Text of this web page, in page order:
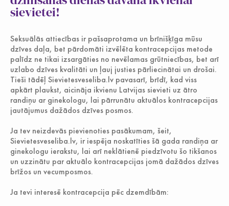
Jauniešiem
sievietei!
Seksuālās attiecības ir pašsaprotama un brīnišķīga mūsu
dzīves daļa, bet pārdomāti izvēlēta kontracepcijas metode
palīdz ne tikai izsargāties no nevēlamas grūtniecības, bet arī
uzlabo dzīves kvalitāti un ļauj justies pārliecinātai un drošai.
Tieši tādēļ Sievietesveseliba.lv pavasarī, brīdī, kad viss
apkārt plaukst, aicināja ikvienu Latvijas sievieti uz ātro
randiņu ar ginekologu, lai pārrunātu aktuālos kontracepcijas
jautājumus dažādos dzīves posmos.
Ja tev neizdevās pievienoties pasākumam, šeit,
Sievietesveseliba.lv, ir iespēja noskatīties šā gada randiņa ar
ginekologu ierakstu, lai arī neklātienē piedzīvotu šo tikšanos
un uzzinātu par aktuālo kontracepcijas jomā dažādos dzīves
brīžos un vecumposmos.
Ja tevi interesē kontracepcija pēc dzemdībām: